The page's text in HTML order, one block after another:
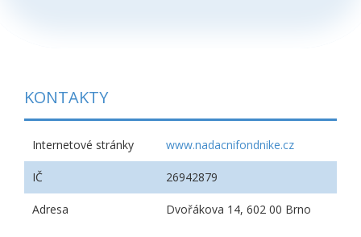
KONTAKTY
Internetové stránky www.nadacnifondnike.cz
IČ 26942879
Adresa Dvořákova 14, 602 00 Brno